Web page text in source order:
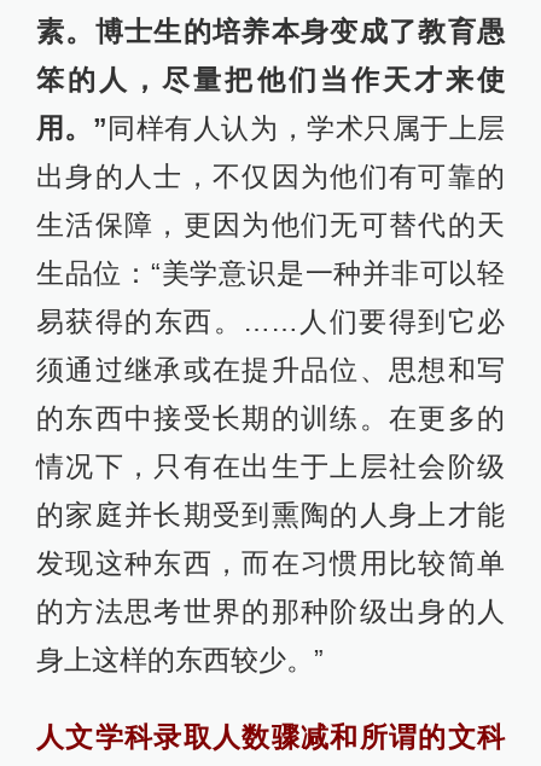
素。博士生的培养本身变成了教育愚
笨的人，尽量把他们当作天才来使
用。”同样有人认为，学术只属于上层
出身的人士，不仅因为他们有可靠的
生活保障，更因为他们无可替代的天
生品位：“美学意识是一种并非可以轻
易获得的东西。……人们要得到它必
须通过继承或在提升品位、思想和写
的东西中接受长期的训练。在更多的
情况下，只有在出生于上层社会阶级
的家庭并长期受到熏陶的人身上才能
发现这种东西，而在习惯用比较简单
的方法思考世界的那种阶级出身的人
身上这样的东西较少。”
人文学科录取人数骤减和所谓的文科